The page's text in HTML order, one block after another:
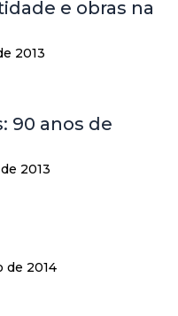
e obras na
2013
90 anos de
2013
de 2014